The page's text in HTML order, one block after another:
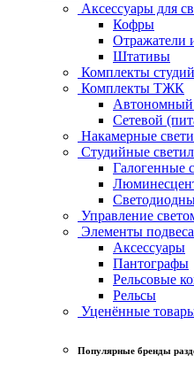
Аксессуары для
Кофры
Отражатели
Штативы
Комплекты
Комплекты ТЖК
Автономный
Сетевой
Накамерные
Студийные
Галогенные
Управление
Элементы
Аксессуары
Пантографы
Рельсовые
Рельсы
Уценённые
Популярные бренды